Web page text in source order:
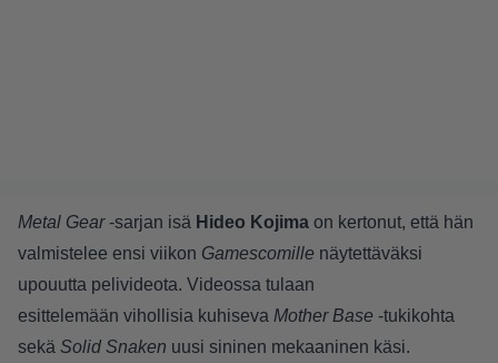
Metal Gear-sarjan isä Hideo Kojima on kertonut, että hän
valmistelee ensi viikon Gamescomille näytettäväksi
upouutta pelivideota. Videossa tulaan
esittelemään vihollisia kuhiseva Mother Base -tukikohta
sekä Solid Snaken uusi sininen mekaaninen käsi.